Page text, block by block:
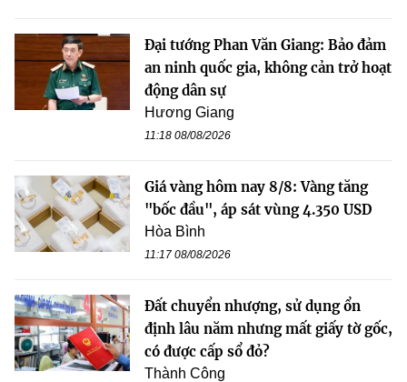
Đại tướng Phan Văn Giang: Bảo đảm
an ninh quốc gia, không cản trở hoạt
động dân sự
Hương Giang
11:18 08/08/2026
Giá vàng hôm nay 8/8: Vàng tăng
"bốc đầu", áp sát vùng 4.350 USD
Hòa Bình
11:17 08/08/2026
Đất chuyển nhượng, sử dụng ổn
định lâu năm nhưng mất giấy tờ gốc,
có được cấp sổ đỏ?
Thành Công